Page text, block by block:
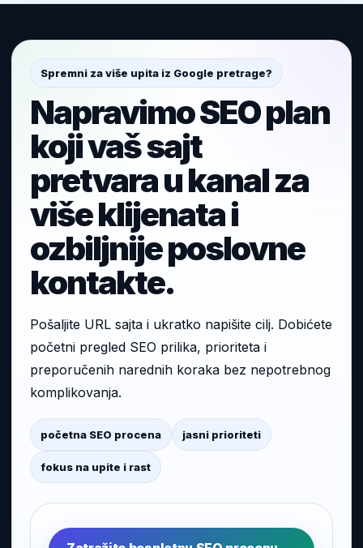
Spremni za više upita iz Google pretrage?
Napravimo SEO plan
koji vaš sajt
pretvara u kanal za
više klijenata i
ozbiljnije poslovne
kontakte.
Pošaljite URL sajta i ukratko napišite cilj. Dobićete
početni pregled SEO prilika, prioriteta i
preporučenih narednih koraka bez nepotrebnog
komplikovanja.
početna SEO procena jasni prioriteti
fokus na upite i rast